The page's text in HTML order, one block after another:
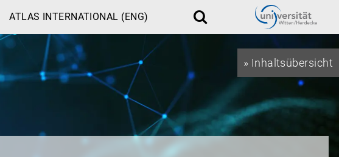
» Inhaltsübersicht
ATLAS INTERNATIONAL (ENG)
Suche